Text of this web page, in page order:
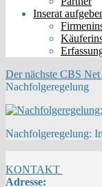
Inserat
Der nächste CBS
Nachfolgeregelung
Nachfolgeregelung:
KONTAKT
Adresse: